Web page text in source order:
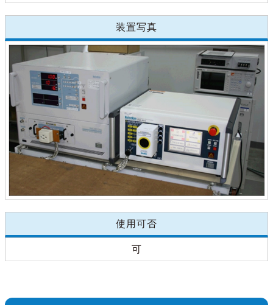
装置写真
使用可否
可